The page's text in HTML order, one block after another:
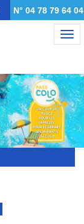
N° 04 78 79 64 04